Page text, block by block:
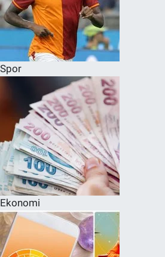
Spor
Ekonomi